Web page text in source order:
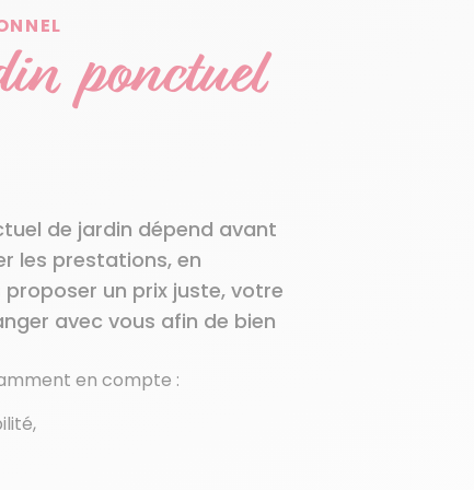
ponctuel
de jardin dépend avant
les prestations, en
un prix juste, votre
avec vous afin de bien
en compte :